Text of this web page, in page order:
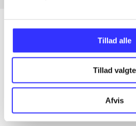
Tillad alle
Tillad valgte
Afvis
Artikler
Alle registrerede artikler fordelt